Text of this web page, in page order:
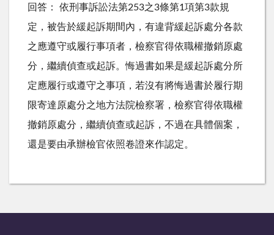
回答： 依刑事訴訟法第253之3條第1項第3款規
定，被告於緩起訴期間內，有違背緩起訴處分各款
之應遵守或履行事項者，檢察官得依職權撤銷原處
分，繼續偵查或起訴。悔過書如果是緩起訴處分所
定應履行或遵守之事項，若沒有將悔過書於履行期
限寄達原處分之地方法院檢察署，檢察官得依職權
撤銷原處分，繼續偵查或起訴，不過在具體個案，
還是要由承辦檢官依照卷證來作認定。